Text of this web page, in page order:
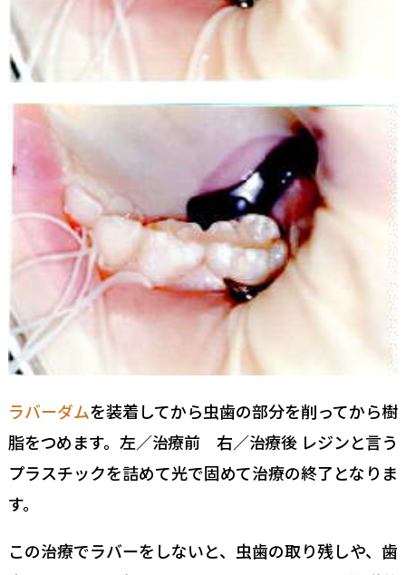
ラバーダムを装着してから虫歯の部分を削ってから樹
脂をつめます。左／治療前 右／治療後 レジンと言う
プラスチックを詰めて光で固めて治療の終了となりま
す。
この治療でラバーをしないと、虫歯の取り残しや、歯